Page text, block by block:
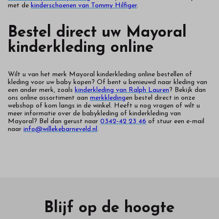
met de kinderschoenen van Tommy Hilfiger.
Bestel direct uw Mayoral
kinderkleding online
Wilt u van het merk Mayoral kinderkleding online bestellen of
kleding voor uw baby kopen? Of bent u benieuwd naar kleding van
een ander merk, zoals kinderkleding van Ralph Lauren? Bekijk dan
ons online assortiment aan merkkledingen bestel direct in onze
webshop of kom langs in de winkel. Heeft u nog vragen of wilt u
meer informatie over de babykleding of kinderkleding van
Mayoral? Bel dan gerust naar 0342-42 23 46 of stuur een e-mail
naar info@willekebarneveld.nl.
Blijf op de hoogte